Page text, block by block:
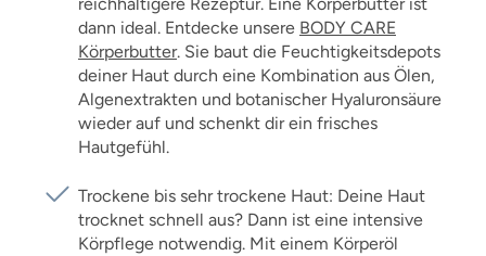
dann ideal. Entdecke unsere BODY CARE
Körperbutter. Sie baut die Feuchtigkeitsdepots
deiner Haut durch eine Kombination aus Ölen,
Algenextrakten und botanischer Hyaluronsäure
wieder auf und schenkt dir ein frisches
Hautgefühl.
Trockene bis sehr trockene Haut: Deine Haut
trocknet schnell aus? Dann ist eine intensive
Körpflege notwendig. Mit einem Körperöl